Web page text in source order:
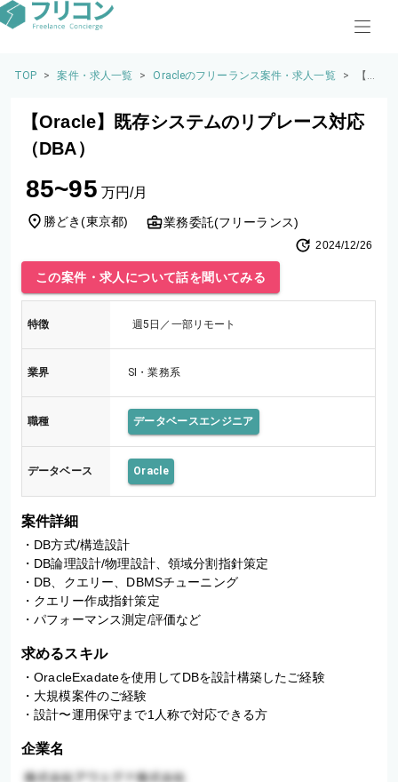
TOP > 案件・求人一覧 > Oracleのフリーランス案件・求人一覧 >
【Or
既存
B
【Oracle】既存システムのリプレース対応
（DBA）
85~95 万円/月
勝どき(東京都) 業務委託(フリーランス)
2024/12/26
この案件・求人について話を聞いてみる
特徴 週5日／一部リモート
業界 SI・業務系
職種 データベースエンジニア
データベース Oracle
案件詳細
・DB方式/構造設計
・DB論理設計/物理設計、領域分割指針策定
・DB、クエリー、DBMSチューニング
・クエリー作成指針策定
・パフォーマンス測定/評価など
求めるスキル
・OracleExadateを使用してDBを設計構築したご経験
・大規模案件のご経験
・設計〜運用保守まで1人称で対応できる方
企業名